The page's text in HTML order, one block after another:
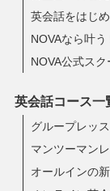
英会話をはじ
NOVAなら叶
NOVA公式ス
英会話コース一
グループレッ
マンツーマン
オールインの